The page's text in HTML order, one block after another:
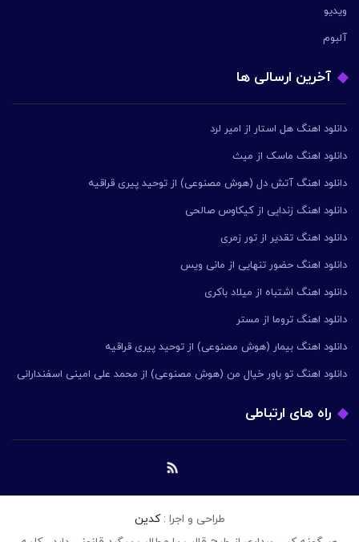
ویدیو
آلبوم
آخرین ارسالی ها
دانلود اهنگ هل استار از امیر لرد
دانلود اهنگ ماسک از میث
دانلود اهنگ آتش دل (هوش مصنوعی) از توحید پیری قراقیه
دانلود اهنگ زندایی از کیکاوس صالحی
دانلود اهنگ تقدیر از تور زمری
دانلود اهنگ حضور تنهایی از مانی ویس
دانلود اهنگ اشتباه از میلاد باکری
دانلود اهنگ تروما از مستر
دانلود اهنگ بیمار (هوش مصنوعی) از توحید پیری قراقیه
دانلود اهنگ تو باور خیال من (هوش مصنوعی) از محمد علی امینی اسفندارانی
راه های ارتباطی
طراحی و اجرا :کدین